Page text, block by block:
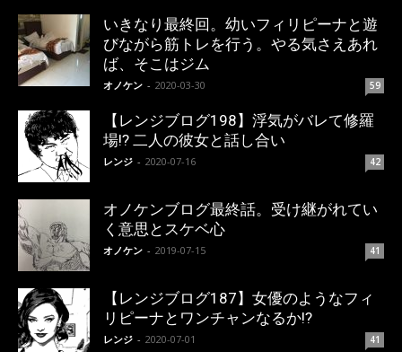
いきなり最終回。幼いフィリピーナと遊
びながら筋トレを行う。やる気さえあれ
ば、そこはジム
オノケン - 2020-03-30 59
【レンジブログ198】浮気がバレて修羅
場!? 二人の彼女と話し合い
レンジ - 2020-07-16 42
オノケンブログ最終話。受け継がれてい
く意思とスケベ心
オノケン - 2019-07-15 41
【レンジブログ187】女優のようなフィ
リピーナとワンチャンなるか!?
レンジ - 2020-07-01 41